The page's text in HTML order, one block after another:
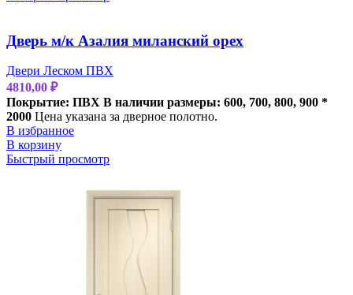
Дверь м/к Азалия миланский орех
Двери Леском ПВХ
4810,00 ₽
Покрытие: ПВХ В наличии размеры: 600, 700, 800, 900 *
2000 Цена указана за дверное полотно.
В избранное
В корзину
Быстрый просмотр